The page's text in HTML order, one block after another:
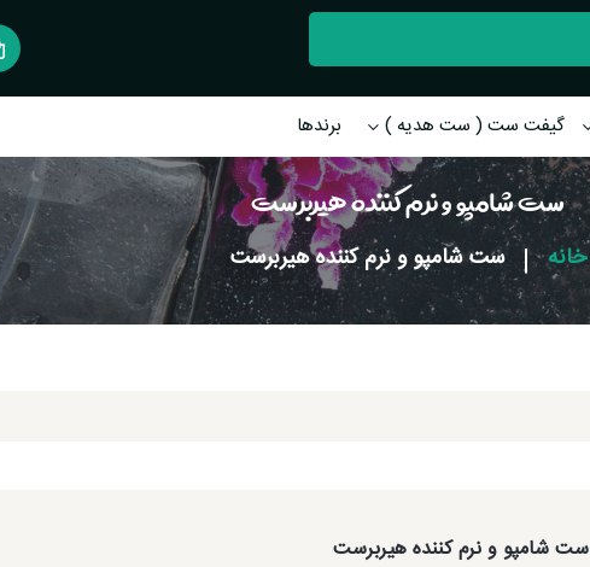
گیفت ست ( ست هدیه ) برندها
ست شامپو و نرم کننده هیربرست
خانه | ست شامپو و نرم کننده هیربرست
ست شامپو و نرم کننده هیربرست